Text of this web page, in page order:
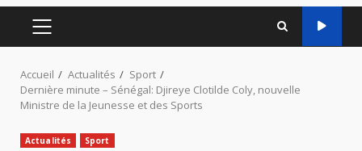
MENU
PRINCIPAL
Accueil Actualités
Sport
Dernière minute – Sénégal: Djireye Clotilde Coly, nouvelle
Ministre de la Jeunesse et des Sports
Actualités Sport